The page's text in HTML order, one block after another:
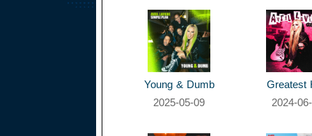
Young & Dumb
2025-05-09
Greatest
2024-